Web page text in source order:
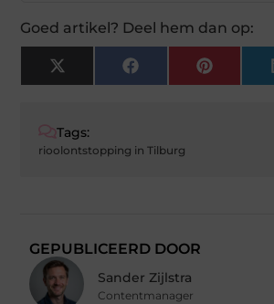
Goed artikel? Deel hem dan op:
X
(Twitter)
Facebook Pinterest
Tags:
rioolontstopping in Tilburg
GEPUBLICEERD DOOR
Sander Zijlstra
Contentmanager